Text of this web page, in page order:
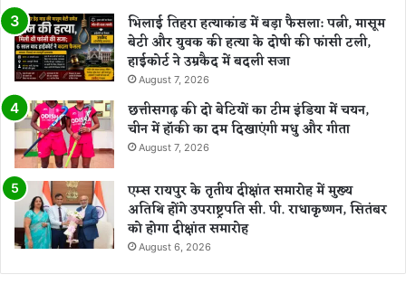
भिलाई तिहरा हत्याकांड में बड़ा फैसला: पत्नी, मासूम
बेटी और युवक की हत्या के दोषी की फांसी टली,
हाईकोर्ट ने उम्रकैद में बदली सजा
August 7, 2026
छत्तीसगढ़ की दो बेटियों का टीम इंडिया में चयन,
चीन में हॉकी का दम दिखाएंगी मधु और गीता
August 7, 2026
एम्स रायपुर के तृतीय दीक्षांत समारोह में मुख्य
अतिथि होंगे उपराष्ट्रपति सी. पी. राधाकृष्णन, सितंबर
को होगा दीक्षांत समारोह
August 6, 2026